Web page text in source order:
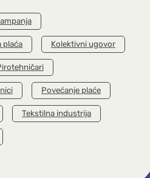
plaća Kolektivni ugovor
Povećanje plaće
Tekstilna industrija